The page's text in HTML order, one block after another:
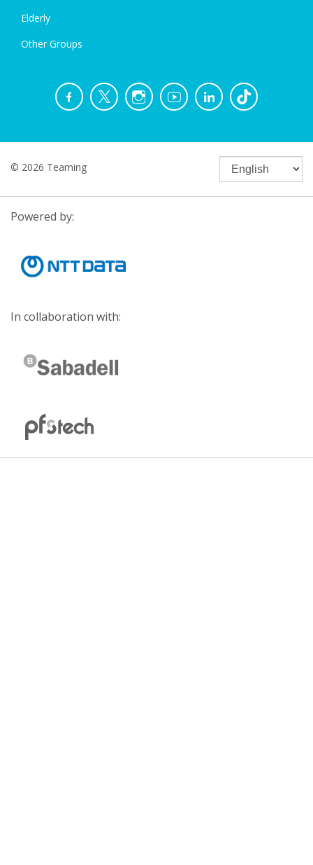
Elderly
Other Groups
© 2026 Teaming
Powered by:
In collaboration with: